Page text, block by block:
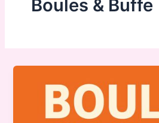
Boules & Buffe